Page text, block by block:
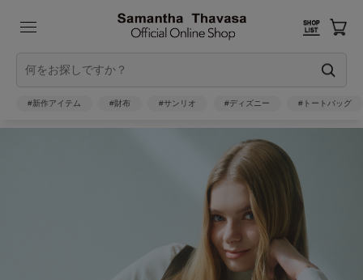
#新作アイテム #財布 #サンリオ #ディズニー #トートバッグ